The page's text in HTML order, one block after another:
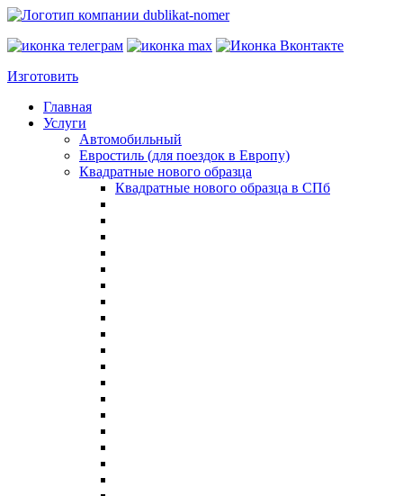
Изготовить
Главная
Услуги
Автомобильный
Евростиль (для поездок в Европу)
Квадратные нового образца
Квадратные нового образца в СПб